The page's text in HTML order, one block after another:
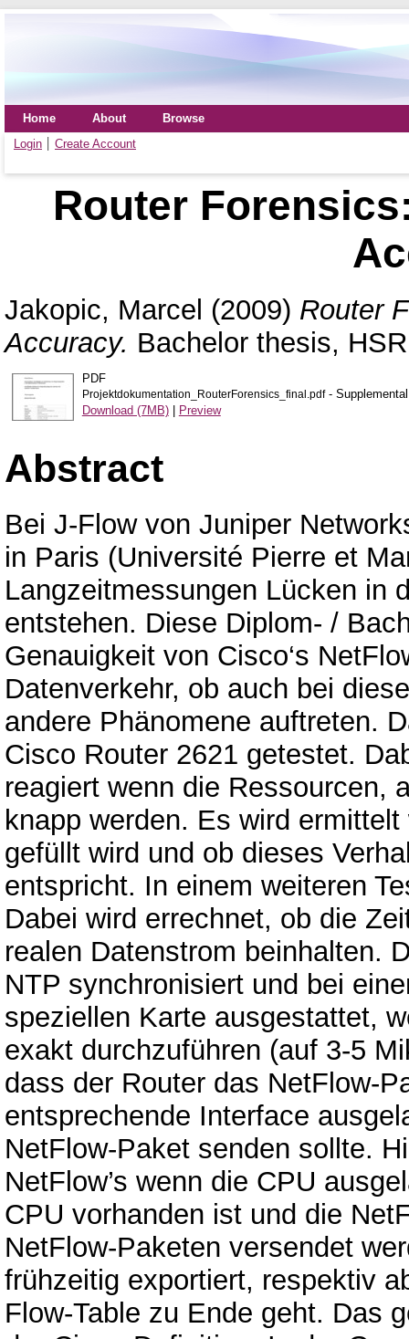
Home About
Browse
Login
Create Account
Router
Jakopic, Marcel (2009) Router
Accuracy. Bachelor thesis,
PDF
Projektdokumentation_RouterForensics_final.pdf-
Download (7MB)| Preview
Abstract
Bei J-Flow von Juniper
in Paris (Université Pierre et
Langzeitmessungen Lücken in
entstehen. Diese Diplom- /
Genauigkeit von Cisco‘s
Datenverkehr, ob auch bei
andere Phänomene auftreten.
Cisco Router 2621 getestet.
reagiert wenn die Ressourcen,
knapp werden. Es wird
gefüllt wird und ob dieses
entspricht. In einem weiteren
Dabei wird errechnet, ob die
realen Datenstrom beinhalten.
NTP synchronisiert und bei
speziellen Karte ausgestattet,
exakt durchzuführen (auf 3-5
dass der Router das NetFlow-
entsprechende Interface
NetFlow-Paket senden sollte.
NetFlow’s wenn die CPU
CPU vorhanden ist und die
NetFlow-Paketen versendet
frühzeitig exportiert, respektiv
Flow-Table zu Ende geht. Das